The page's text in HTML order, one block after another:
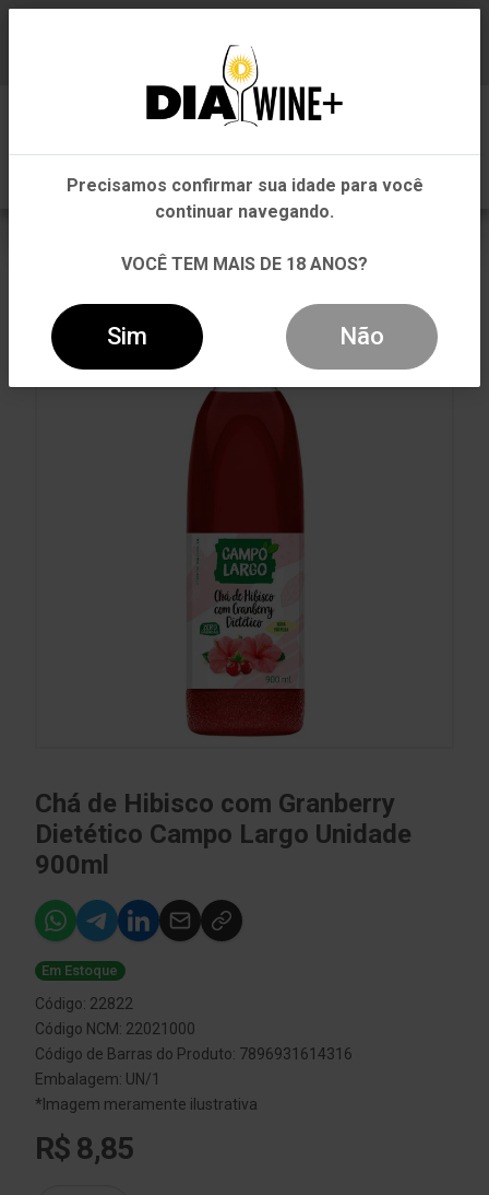
CHÁ DE HIBISCO COM GRANBERRY DIETÉTICO CAMPO
Chá de Hibisco com Granberry
Dietético Campo Largo Unidade
900ml
Em Estoque
Código: 22822
Código NCM: 22021000
Código de Barras do Produto: 7896931614316
Embalagem: UN/1
*Imagem meramente ilustrativa
R$ 8,85
Em que Estado você está?
Pernambuco
Outros Estados
Precisamos confirmar sua idade para você
continuar navegando.
VOCÊ TEM MAIS DE 18 ANOS?
Sim Não